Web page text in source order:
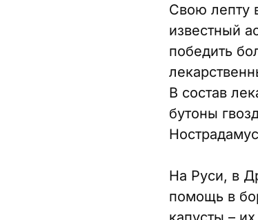
Свою лепту
известный
победить
В состав
бутоны
На Руси, в
помощь в